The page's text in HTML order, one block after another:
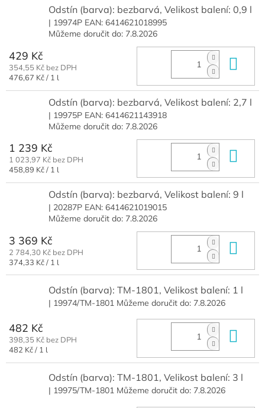
Odstín (barva): bezbarvá, Velikost balení: 0,9 l
| 19974P EAN: 6414621018995
Můžeme doručit do: 7.8.2026
429 Kč
354,55 Kč bez DPH
Měrná
476,67 Kč / 1 l
Odstín (barva): bezbarvá, Velikost balení: 2,7 l
| 19975P EAN: 6414621143918
Můžeme doručit do: 7.8.2026
1 239 Kč
1 023,97 Kč bez DPH
Měrná
458,89 Kč / 1 l
Odstín (barva): bezbarvá, Velikost balení: 9 l
| 20287P EAN: 6414621019015
Můžeme doručit do: 7.8.2026
3 369 Kč
2 784,30 Kč bez DPH
Měrná
cena:
374,33 Kč / 1 l
Odstín (barva): TM-1801, Velikost balení: 1 l
| 19974/TM-1801 Můžeme doručit do: 7.8.2026
482 Kč
398,35 Kč bez DPH
Měrná
482 Kč / 1 l
Odstín (barva): TM-1801, Velikost balení: 3 l
| 19975/TM-1801 Můžeme doručit do: 7.8.2026